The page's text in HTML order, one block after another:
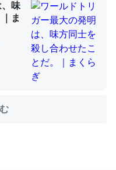
充電中かが分かるので
歳と僕。ITツール導入で
tayorini by LIFULL介護
、味
ま